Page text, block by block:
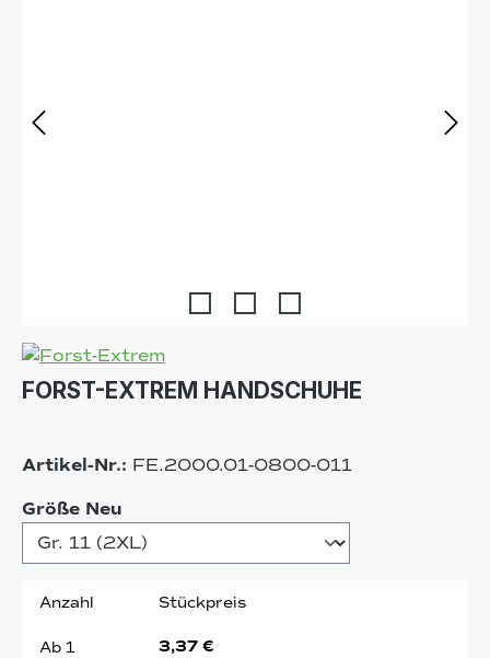
FORST-EXTREM HANDSCHUHE
Artikel-Nr.: FE.2000.01-0800-011
Größe Neu
Anzahl Stückpreis
Ab 1 3,37 €